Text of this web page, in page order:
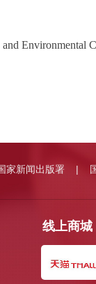
Environmental
线上商城
家新闻出版署 |